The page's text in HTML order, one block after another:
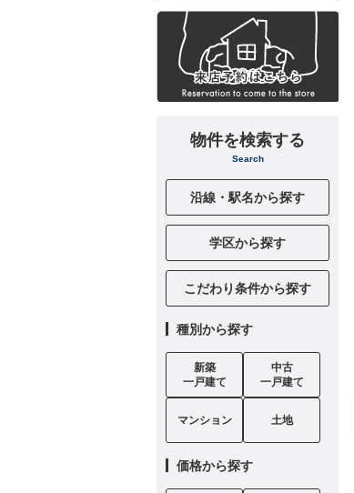
物件を検索する
Search
沿線・駅名から探す
学区から探す
こだわり条件から探す
種別から探す
新築
一戸建て
中古
一戸建て
マンション 土地
価格から探す